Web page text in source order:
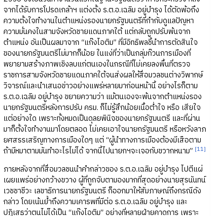
จากได้รับการโปรดเกล้าฯ แต่งตั้ง ร.ต.อ.เฉลิม อยู่บำรุง ได้ตัดพ้อถึง
ความตั้งใจทำงานในตำแหน่งรองนายกรัฐมนตรีที่กำกับดูแลปัญหา
ความมั่นคงในสามจังหวัดชายแดนภาคใต้ แต่กลับถูกปรับพ้นจาก
ตำแหน่ง อันเป็นผลมาจาก “แก๊งไอติม” ที่มีอิทธิพลชี้นำการตัดสินใจ
ของนายกรัฐมนตรีไม่มากก็น้อย ในแง่ที่ว่าเป็นกลุ่มก๊วนการเมืองที่
พยายามสร้างภาพเชิงลบแก่ตนเองในกรณีที่ไม่เคยลงพื้นที่ตรวจ
ราชการสามจังหวัดชายแดนภาคใต้จนส่งผลให้สื่อมวลชนต่างวิพากษ์
วิจารณ์และนำเสนอข่าวอย่างแพร่หลายมาก่อนหน้านี้ อย่างไรก็ตาม
ร.ต.อ.เฉลิม อยู่บำรุง ขยายความว่า แม้ตนเองจะพ้นจากตำแหน่งรอง
นายกรัฐมนตรีหลังการปรับ ครม. ก็ไม่รู้สึกน้อยเนื้อต่ำใจ หรือ เสียใจ
แต่อย่างใด เพราะทั้งหมดเป็นดุลยพินิจของนายกรัฐมนตรี และที่ผ่าน
มาก็ตั้งใจทำงานมาโดยตลอด ไม่เคยเอาใจนายกรัฐมนตรี หรือหวังลาภ
ยศสรรเสริญทางการเมืองใดๆ แต่ “ผู้นำทางการเมืองต้องมีเสือตาม
ถ้ามีหมาตามมันทำอะไรไม่ได้ จากนี้ไปนายกฯจะเจอกับขวากหนาม” [11]
ภายหลังจากที่สื่อมวลชนนำคำกล่าวของ ร.ต.อ.เฉลิม อยู่บำรุง ไปตีแผ่
เผยแพร่อย่างกว้างขวาง ผู้ที่ถูกจับตามองมากที่สุดอย่างนายสุรนันทน์
เวชชาชีวะ เลขาธิการนายกรัฐมนตรี ก็ออกมาให้สัมภาษณ์ถึงกรณีดัง
กล่าว โดยเน้นย้ำถึงความเคารพที่มีต่อ ร.ต.อ.เฉลิม อยู่บำรุง และ
ปฏิเสธว่าตนไม่ได้เป็น “แก๊งไอติม” อย่างที่หลายฝ่ายคาดการ เพราะ